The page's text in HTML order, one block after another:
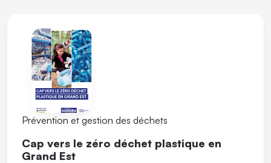
Prévention et gestion des déchets
Cap vers le zéro déchet plastique en
Grand Est